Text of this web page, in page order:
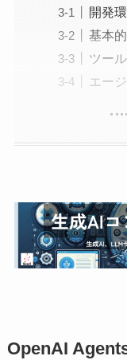
開発
基本
ツー
エー
OpenAI